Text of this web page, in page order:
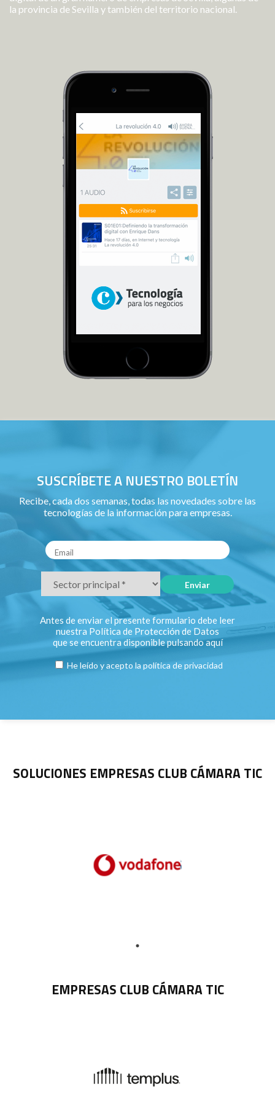
la provincia de Sevilla y también del territorio nacional.
SUSCRÍBETE A NUESTRO BOLETÍN
Recibe, cada dos semanas, todas las novedades sobre las
tecnologías de la información para empresas.
Antes de enviar el presente formulario debe leer
nuestra Política de Protección de Datos
que se encuentra disponible pulsandoaquí
He leído y acepto la política de privacidad
SOLUCIONES EMPRESAS CLUB CÁMARA TIC
EMPRESAS CLUB CÁMARA TIC